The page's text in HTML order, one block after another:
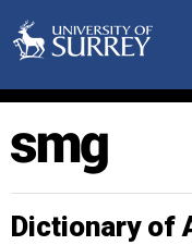
Dictionary of
ширина
шить
шитье